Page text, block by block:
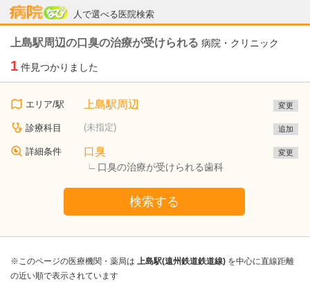
人で選べる医院検索
病院なび
上島駅周辺の口臭の治療が受けられる 病院・クリニック
1 件見つかりました
エリア/駅 上島駅周辺 変更
診療科目 (未指定) 追加
詳細条件 口臭
口臭の治療が受けられる歯科
変更
検索する
※このページの医療機関・薬局は 上島駅(遠州鉄道鉄道線) を中心に直線距離
の近い順で表示されています